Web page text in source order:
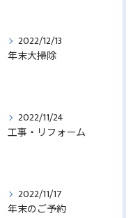
2022/12/13
年末大掃除
2022/11/24
工事・リフォーム
2022/11/17
年末のご予約